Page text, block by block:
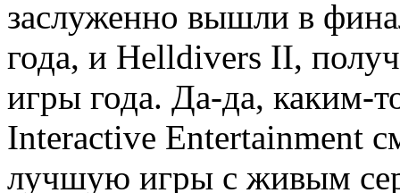
заслуженно вышли в
года, и Helldivers II,
игры года. Да-да, каким-
Interactive Entertainment
лучшую игры с живым